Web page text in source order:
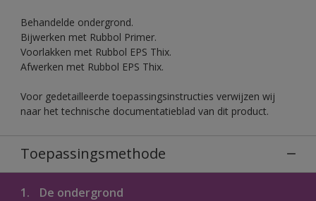
Behandelde ondergrond.
Bijwerken met Rubbol Primer.
Voorlakken met Rubbol EPS Thix.
Afwerken met Rubbol EPS Thix.
Voor gedetailleerde toepassingsinstructies verwijzen wij
naar het technische documentatieblad van dit product.
Toepassingsmethode
1. De ondergrond